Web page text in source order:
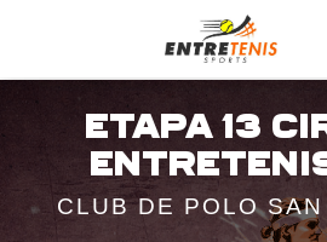
Go
back
the
home
Etapa 13
CLUB DE POLO